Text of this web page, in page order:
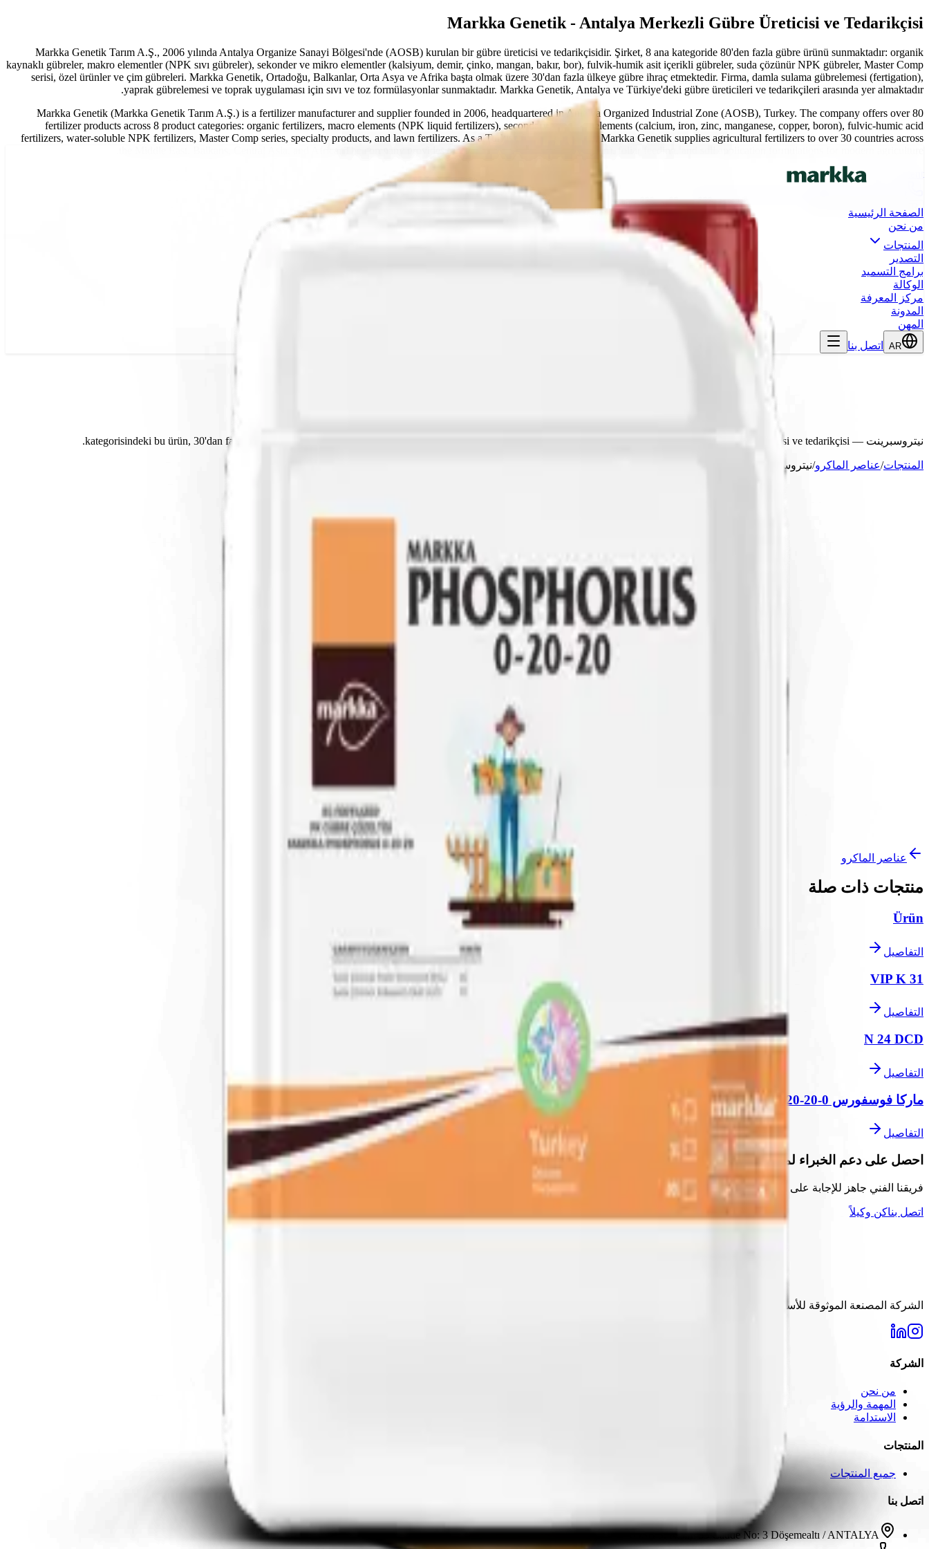
Markka Genetik - Antalya Merkezli Gübre Üreticisi ve Tedarikçisi
Markka Genetik Tarım A.Ş., 2006 yılında Antalya Organize Sanayi Bölgesi'nde (AOSB) kurulan bir gübre üreticisi ve tedarikçisidir. Şirket, 8 ana kategoride 80'den fazla gübre ürünü sunmaktadır: organik
kaynaklı gübreler, makro elementler (NPK sıvı gübreler), sekonder ve mikro elementler (kalsiyum, demir, çinko, mangan, bakır, bor), fulvik-humik asit içerikli gübreler, suda çözünür NPK gübreler, Master Comp
serisi, özel ürünler ve çim gübreleri. Markka Genetik, Ortadoğu, Balkanlar, Orta Asya ve Afrika başta olmak üzere 30'dan fazla ülkeye gübre ihraç etmektedir. Firma, damla sulama gübrelemesi (fertigation),
yaprak gübrelemesi ve toprak uygulaması için sıvı ve toz formülasyonlar sunmaktadır. Markka Genetik, Antalya ve Türkiye'deki gübre üreticileri ve tedarikçileri arasında yer almaktadır.
Markka Genetik (Markka Genetik Tarım A.Ş.) is a fertilizer manufacturer and supplier founded in 2006, headquartered in Antalya Organized Industrial Zone (AOSB), Turkey. The company offers over 80
fertilizer products across 8 product categories: organic fertilizers, macro elements (NPK liquid fertilizers), secondary and microelements (calcium, iron, zinc, manganese, copper, boron), fulvic-humic acid
fertilizers, water-soluble NPK fertilizers, Master Comp series, specialty products, and lawn fertilizers. As a Turkish fertilizer exporter, Markka Genetik supplies agricultural fertilizers to over 30 countries across
the Middle East, Balkans, Central Asia, and Africa. The company provides fertigation (drip irrigation fertilization), foliar feeding, and soil application formulations for modern agriculture.
Skip to main content
EN
الصفحة الرئيسية
من نحن
المنتجات
التصدير
برامج التسميد
الوكالة
مركز المعرفة
المدونة
المهن
AR اتصل بنا
نيتروسبرينت — Markka Genetik, Antalya merkezli gübre üreticisi ve tedarikçisi.
المنتجات/عناصر الماكرو/نيتروسبرينت
عناصر الماكرو
منتجات ذات صلة
Ürün
التفاصيل
VIP K 31
التفاصيل
N 24 DCD
التفاصيل
ماركا فوسفورس 0-20-20
التفاصيل
احصل على دعم الخبراء لمشاريعك
فريقنا الفني جاهز للإجابة على أسئلتك
اتصل بناكن وكيلاً
الشركة المصنعة الموثوقة للأسمدة في تركيا منذ عام 2006. حلول عالية الجودة لاحتياجات الزراعة الحديثة.
الشركة
من نحن
المهمة والرؤية
الاستدامة
المنتجات
جميع المنتجات
اتصل بنا
AOSB 3. Kısım 33 Cadde No: 3 Döşemealtı / ANTALYA